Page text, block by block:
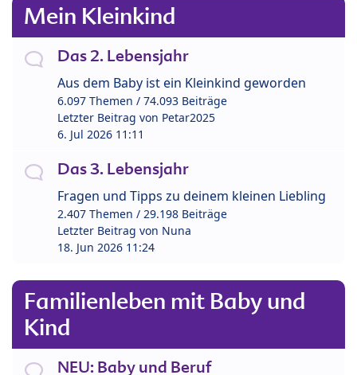
Mein Kleinkind
Das 2. Lebensjahr
Aus dem Baby ist ein Kleinkind geworden
6.097 Themen / 74.093 Beiträge
Letzter Beitrag von Petar2025
6. Jul 2026 11:11
Das 3. Lebensjahr
Fragen und Tipps zu deinem kleinen Liebling
2.407 Themen / 29.198 Beiträge
Letzter Beitrag von Nuna
18. Jun 2026 11:24
Familienleben mit Baby und
Kind
NEU: Baby und Beruf